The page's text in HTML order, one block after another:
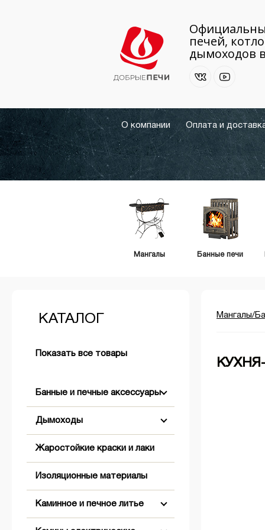
печей,
дымоходов
О компании Оплата и
Мангалы Банные печи
КАТАЛОГ
Показать все товары
Банные и печные аксессуары
Аксессуары для розжига
Бондарные изделия
Абажуры
Двери банные
Дымоходы
Двустенные (Сэндвич)
Коническое окончание
Оголовки
Комплектующие для дымохода
Заглушки
Жаростойкие краски и лаки
Изоляционные материалы
Каминное и печное литье
Мангалы/